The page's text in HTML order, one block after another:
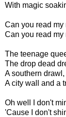
With magic
Can you read my
Can you read my
The teenage
The drop dead
A southern
A city wall and a
Oh well I don't
'Cause I don't